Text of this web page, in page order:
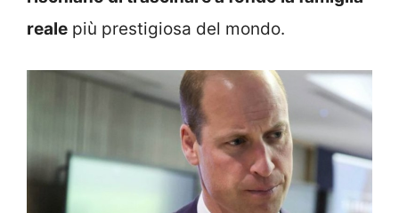
reale più prestigiosa del mondo.